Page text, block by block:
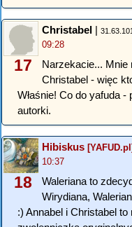
17
Christabel |
09:28
Narzekacie... Mnie
Christabel - więc
Właśnie! Co do yafuda
autorki.
18
Hibiskus [YAFUD.pl]
10:37
Waleriana to
Wirydiana,
:) Annabel i Christabel